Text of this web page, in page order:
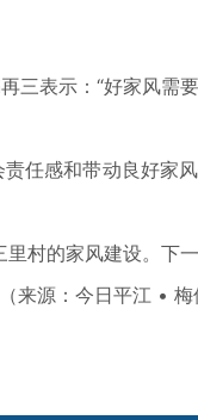
表示：“好家风需
任感和带动良好家
村的家风建设。下
来源：今日平江 •